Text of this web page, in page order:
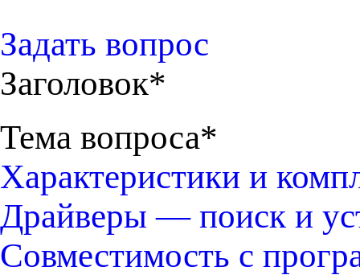
Задать вопрос
Заголовок*
Тема вопроса*
Характеристики и
Драйверы — поиск и
Совместимость с